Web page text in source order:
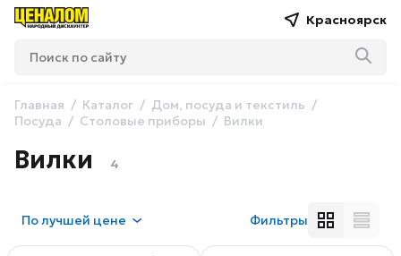
Красноярск
Главная Каталог
Дом, посуда и текстиль
Посуда
Столовые приборы Вилки
Вилки 4
Получшей цене Фильтры